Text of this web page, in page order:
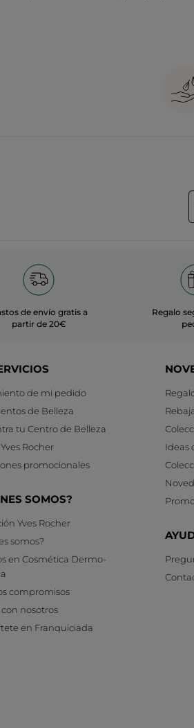
de envío gratis a
partir de 20€
Regalo
de mi pedido
de Belleza
tu Centro de Belleza
Rocher
promocionales
SOMOS?
Yves Rocher
somos?
en Cosmética Dermo-
compromisos
con nosotros
en Franquiciada
Ideas